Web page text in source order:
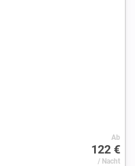
Ab
122 €
/ Nacht